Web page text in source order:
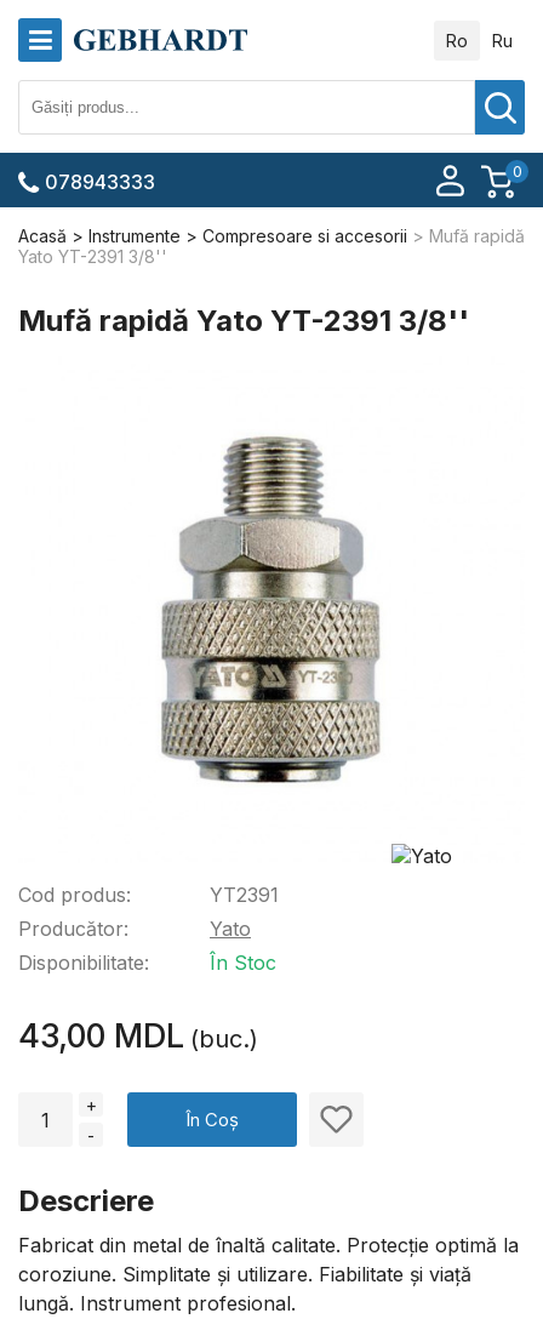
Ro Ru
0
078943333
Acasă Instrumente Compresoare si accesorii
Mufă rapidă
Yato YT-2391 3/8''
Mufă rapidă Yato YT-2391 3/8''
Cod produs:
Producător:
Disponibilitate:
YT2391
Yato
În Stoc
43,00 MDL (buc.)
+
-
În Coș
Descriere
Fabricat din metal de înaltă calitate. Protecție optimă la
coroziune. Simplitate și utilizare. Fiabilitate și viață
lungă. Instrument profesional.